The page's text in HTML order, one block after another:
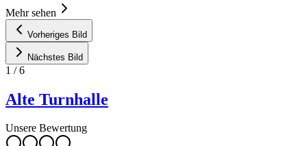
Mehr sehen
Vorheriges Bild
Nächstes Bild
1 /6
Alte Turnhalle
Unsere Bewertung